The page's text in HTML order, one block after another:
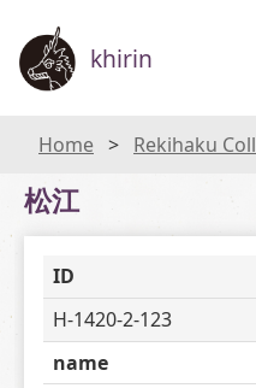
khirin
Home Rekihaku Collection Database
松江
ID
H-1420-2-123
name